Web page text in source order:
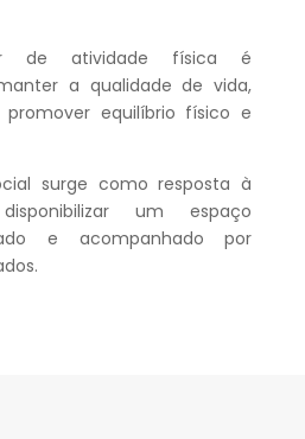
de atividade física é
a qualidade de vida,
equilíbrio físico e
surge como resposta à
um espaço
e acompanhado por